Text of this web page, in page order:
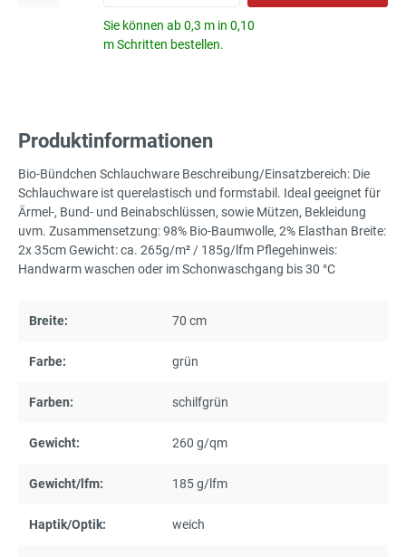
Sie können ab 0,3 m in 0,10
m Schritten bestellen.
Produktinformationen
Bio-Bündchen Schlauchware Beschreibung/Einsatzbereich: Die
Schlauchware ist querelastisch und formstabil. Ideal geeignet für
Ärmel-, Bund- und Beinabschlüssen, sowie Mützen, Bekleidung
uvm. Zusammensetzung: 98% Bio-Baumwolle, 2% Elasthan Breite:
2x 35cm Gewicht: ca. 265g/m² / 185g/lfm Pflegehinweis:
Handwarm waschen oder im Schonwaschgang bis 30 °C
Breite: 70 cm
Farbe: grün
Farben: schilfgrün
Gewicht: 260 g/qm
Gewicht/lfm: 185 g/lfm
Haptik/Optik: weich